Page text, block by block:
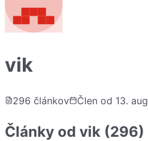
vik
296 článkov Člen od 13.
Články od vik (296)